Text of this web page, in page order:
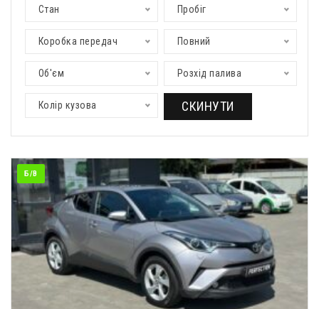
Стан Пробіг
Коробка передач Повний
Об'єм Розхід палива
Колір кузова СКИНУТИ
Б/В